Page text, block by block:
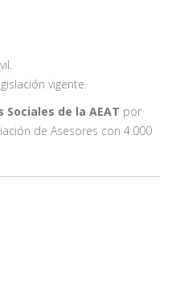
vigente.
Sociales de la AEAT por
de Asesores con 4.000